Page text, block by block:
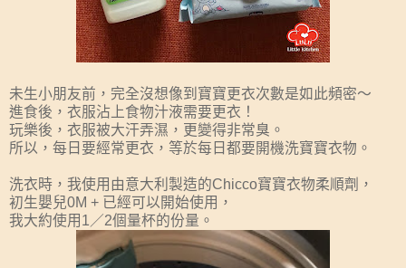
未生小朋友前，完全沒想像到寶寶更衣次數是如此頻密～
進食後，衣服沾上食物汁液需要更衣！
玩樂後，衣服被大汗弄濕，更變得非常臭。
所以，每日要經常更衣，等於每日都要開機洗寶寶衣物。
洗衣時，我使用由意大利製造的Chicco寶寶衣物柔順劑，
初生嬰兒0M + 已經可以開始使用，
我大約使用1／2個量杯的份量。